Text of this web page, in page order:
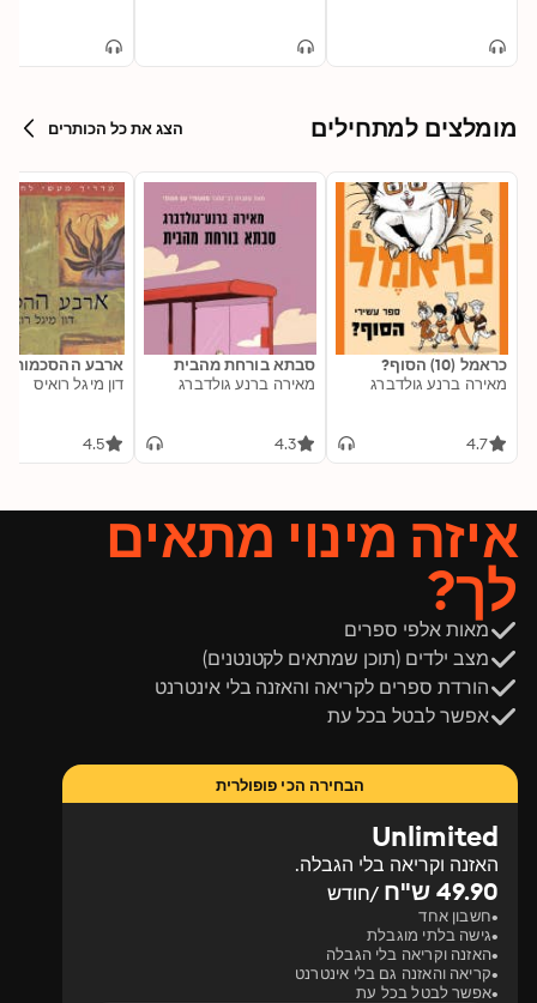
מומלצים למתחילים הצג את כל הכותרים
כראמל (10) הסוף?
מאירה ברנע גולדברג
4.7
סבתא בורחת מהבית
מאירה ברנע גולדברג
4.3
ארבע ההסכמות
דון מיגל רואיס
4.5
איזה מינוי מתאים
לך?
מאות אלפי ספרים
מצב ילדים (תוכן שמתאים לקטנטנים)
הורדת ספרים לקריאה והאזנה בלי אינטרנט
אפשר לבטל בכל עת
הבחירה הכי פופולרית
Unlimited
האזנה וקריאה בלי הגבלה.
49.90 ש"ח /חודש
חשבון אחד
גישה בלתי מוגבלת
האזנה וקריאה בלי הגבלה
קריאה והאזנה גם בלי אינטרנט
אפשר לבטל בכל עת